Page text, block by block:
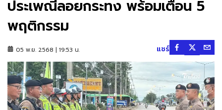
ประเพณีลอยกระทง พร้อมเตือน 5
พฤติกรรม
05 พ.ย. 2568 | 19:53 น. แชร์